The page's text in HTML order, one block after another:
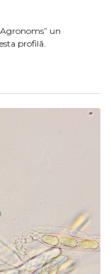
un
profilā.